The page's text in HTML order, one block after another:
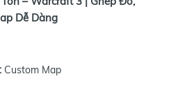
Dễ Dàng
Custom Map